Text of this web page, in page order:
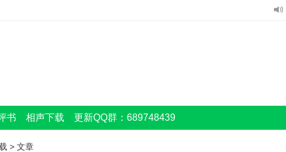
书 相声下载 更新QQ群：689748439
> 文章